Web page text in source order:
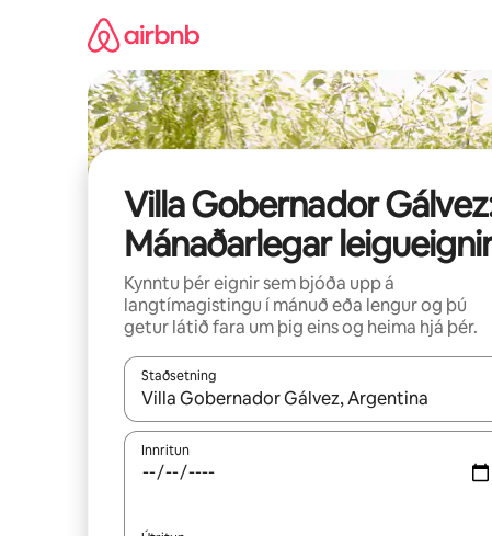
Villa Gobernador
Mánaðarlegar leigueignir
Kynntu þér eignir sem bjóða upp á
langtímagistingu í mánuð eða lengur og þú
getur látið fara um þig eins og heima hjá þér.
Staðsetning
Þegar niðurstöður liggja fyrir skaltu nota upp og
Innritun